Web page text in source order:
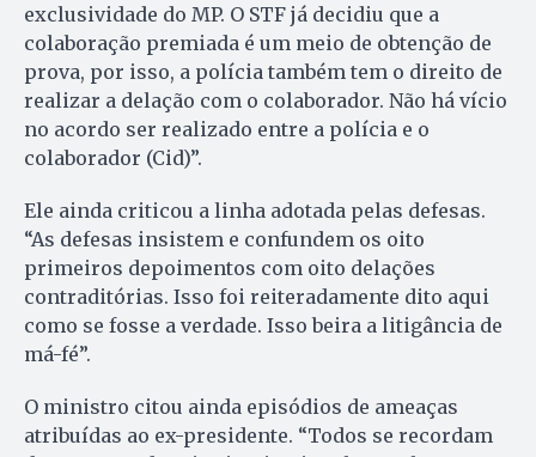
exclusividade do MP. O STF já decidiu que a
colaboração premiada é um meio de obtenção de
prova, por isso, a polícia também tem o direito de
realizar a delação com o colaborador. Não há vício
no acordo ser realizado entre a polícia e o
colaborador (Cid)”.
Ele ainda criticou a linha adotada pelas defesas.
“As defesas insistem e confundem os oito
primeiros depoimentos com oito delações
contraditórias. Isso foi reiteradamente dito aqui
como se fosse a verdade. Isso beira a litigância de
má-fé”.
O ministro citou ainda episódios de ameaças
atribuídas ao ex-presidente. “Todos se recordam